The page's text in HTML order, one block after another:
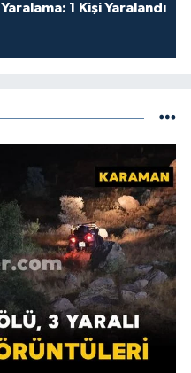
Yaralama: 1 Kişi Yaralandı